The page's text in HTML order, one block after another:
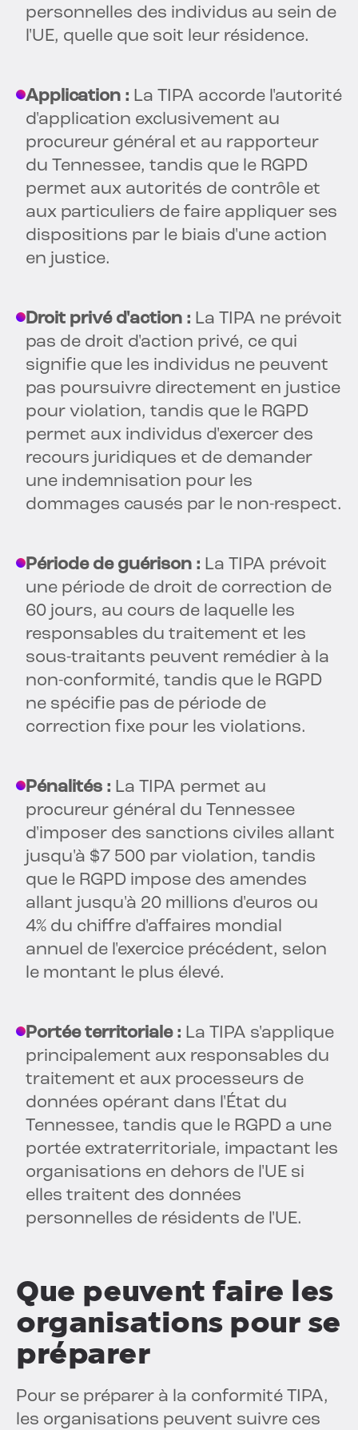
personnelles des individus au sein de
l'UE, quelle que soit leur résidence.
Application : La TIPA accorde l'autorité
d'application exclusivement au
procureur général et au rapporteur
du Tennessee, tandis que le RGPD
permet aux autorités de contrôle et
aux particuliers de faire appliquer ses
dispositions par le biais d'une action
en justice.
Droit privé d'action : La TIPA ne prévoit
pas de droit d'action privé, ce qui
signifie que les individus ne peuvent
pas poursuivre directement en justice
pour violation, tandis que le RGPD
permet aux individus d'exercer des
recours juridiques et de demander
une indemnisation pour les
dommages causés par le non-respect.
Période de guérison : La TIPA prévoit
une période de droit de correction de
60 jours, au cours de laquelle les
responsables du traitement et les
sous-traitants peuvent remédier à la
non-conformité, tandis que le RGPD
ne spécifie pas de période de
correction fixe pour les violations.
Pénalités : La TIPA permet au
procureur général du Tennessee
d'imposer des sanctions civiles allant
jusqu'à $7 500 par violation, tandis
que le RGPD impose des amendes
allant jusqu'à 20 millions d'euros ou
4% du chiffre d'affaires mondial
annuel de l'exercice précédent, selon
le montant le plus élevé.
Portée territoriale : La TIPA s'applique
principalement aux responsables du
traitement et aux processeurs de
données opérant dans l'État du
Tennessee, tandis que le RGPD a une
portée extraterritoriale, impactant les
organisations en dehors de l'UE si
elles traitent des données
personnelles de résidents de l'UE.
Que peuvent faire les
organisations pour se
préparer
Pour se préparer à la conformité TIPA,
les organisations peuvent suivre ces